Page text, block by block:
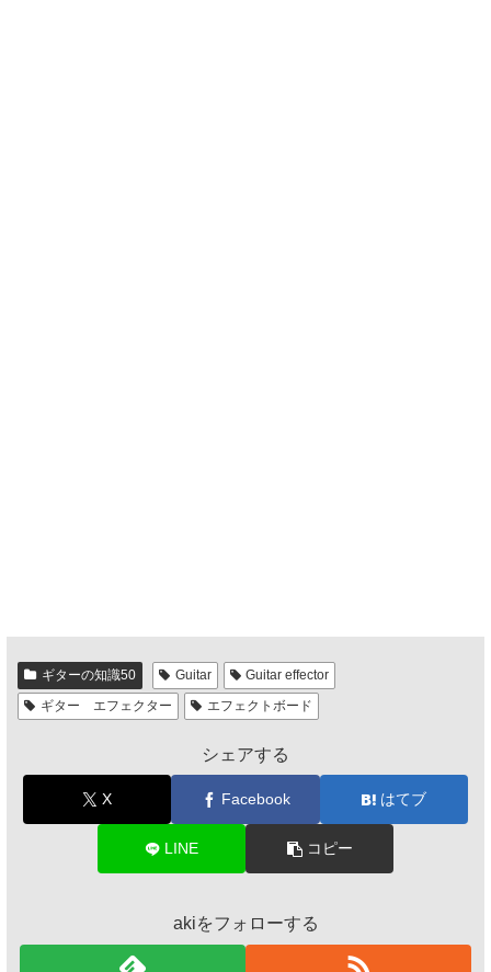
ギターの知識50 Guitar
Guitar effector
ギター エフェクター
エフェクトボード
シェアする
X Facebook はてブ
LINE コピー
akiをフォローする